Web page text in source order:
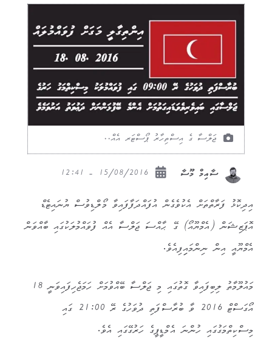
ޖަލްސާ ގެ އިސްތިހާރު ޕޯސްޓަރ އެއް..
ސާއިމް މޫސާ
އިދިކޮޅު ފަރާތްތަށް އެކުވެގެން އުފައްދަފާފައިވާ މޯލްޑިވުސް ޔުނައިޓެޑް
އޮޕަޒިޝަން (އެމްޔޫއޯ) ގޭ ޙާއްސަ ޖަލްސާ އެއް ފުވައްމުލަކުގައި ބާއްވަން
އެމްޔޫއީ އިން ނިންމައިިފިއެވެ.
މައުލޫމާތު ލިބިފައިވާ ގޮތުގައި މި ޖަލްސާ ބޭއްވުމަށް ހަމަޖެހިފައިވަނީ 18
އޯގަސްޓް 2016 ވާ ބުރާސްފަތި ދުވަހުގެ ރޭ 21:00 ގައި
މިސްކިތްމަގުގައި ހުންނަ އެމްޑީޕީގެ ހަރުގޭގައި އެވެ.